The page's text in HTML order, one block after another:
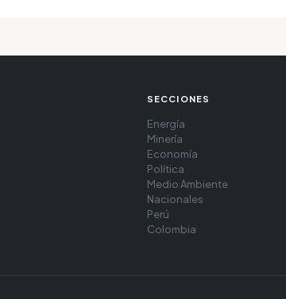
SECCIONES
Energía
Minería
Economía
Política
Medio Ambiente
Nacionales
Perú
Colombia